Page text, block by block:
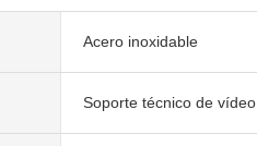
Acero inoxidable
Soporte técnico de vídeo